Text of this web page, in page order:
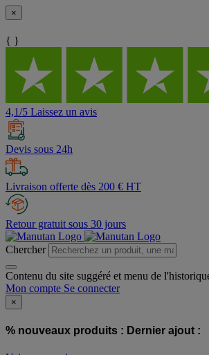
×
{ }
4,1/5 Laissez un avis
Devis sous 24h
Livraison offerte dès 200 € HT
Retour gratuit sous 30 jours
Chercher
Contenu du site suggéré et menu de
Mon compte Se connecter
×
% nouveaux produits : Dernier ajout :